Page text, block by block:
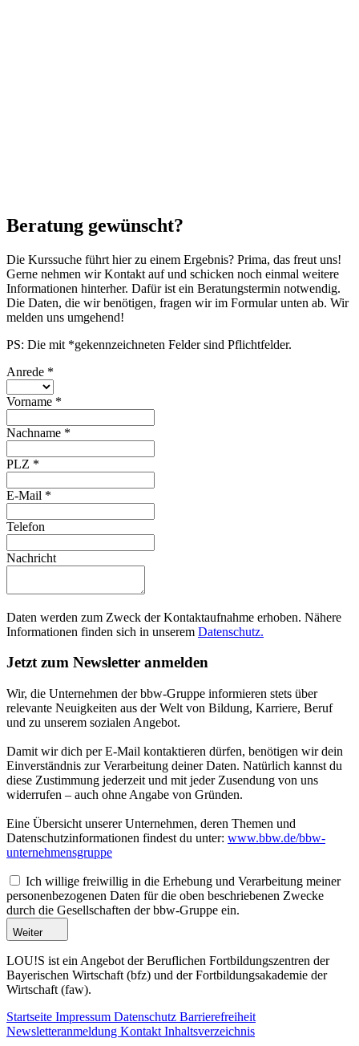
Beratung gewünscht?
Die Kurssuche führt hier zu einem Ergebnis? Prima, das freut uns!
Gerne nehmen wir Kontakt auf und schicken noch einmal weitere
Informationen hinterher. Dafür ist ein Beratungstermin notwendig.
Die Daten, die wir benötigen, fragen wir im Formular unten ab. Wir
melden uns umgehend!
PS: Die mit *gekennzeichneten Felder sind Pflichtfelder.
Anrede *
Vorname *
Nachname *
PLZ *
E-Mail *
Telefon
Nachricht
Daten werden zum Zweck der Kontaktaufnahme erhoben. Nähere
Informationen finden sich in unserem Datenschutz.
Jetzt zum Newsletter anmelden
Wir, die Unternehmen der bbw-Gruppe informieren stets über
relevante Neuigkeiten aus der Welt von Bildung, Karriere, Beruf
und zu unserem sozialen Angebot.
Damit wir dich per E-Mail kontaktieren dürfen, benötigen wir dein
Einverständnis zur Verarbeitung deiner Daten. Natürlich kannst du
diese Zustimmung jederzeit und mit jeder Zusendung von uns
widerrufen – auch ohne Angabe von Gründen.
Eine Übersicht unserer Unternehmen, deren Themen und
Datenschutzinformationen findest du unter: www.bbw.de/bbw-
unternehmensgruppe
Ich willige freiwillig in die Erhebung und Verarbeitung meiner
personenbezogenen Daten für die oben beschriebenen Zwecke
durch die Gesellschaften der bbw-Gruppe ein.
Weiter
LOU!S ist ein Angebot der Beruflichen Fortbildungszentren der
Bayerischen Wirtschaft (bfz) und der Fortbildungsakademie der
Wirtschaft (faw).
Startseite Impressum Datenschutz Barrierefreiheit
Newsletteranmeldung Kontakt Inhaltsverzeichnis